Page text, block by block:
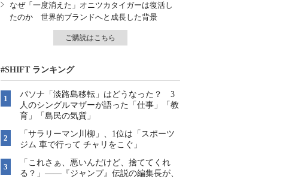
なぜ「一度消えた」オニツカタイガーは復活し
たのか 世界的ブランドへと成長した背景
ご購読はこちら
#SHIFT ランキング
パソナ「淡路島移転」はどうなった？ 3
人のシングルマザーが語った「仕事」「教
育」「島民の気質」
「サラリーマン川柳」、1位は「スポーツ
ジム 車で行って チャリをこぐ」
「これさぁ、悪いんだけど、捨ててくれ
る？」――『ジャンプ』伝説の編集長が、